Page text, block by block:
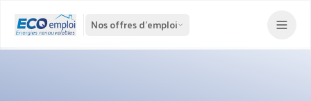
Nos offres d'emploi